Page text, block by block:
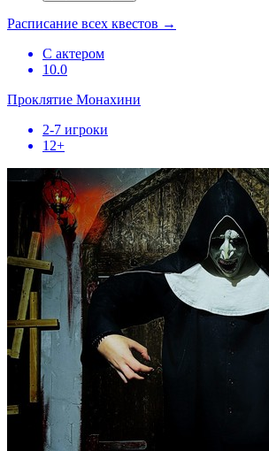
Расписание всех квестов →
С актером
10.0
Проклятие Монахини
2-7 игроки
12+